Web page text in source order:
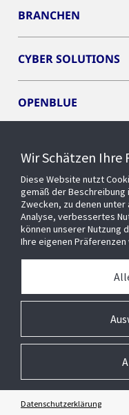
BRANCHEN
CYBER SOLUTIONS
OPENBLUE
EVENTS
Über uns
© 2026 Johnson Controls
Wir Schätzen Ihre
Diese Website nutzt
gemäß der Beschreibung
Zwecken, zu denen
Analyse, verbessertes
können unserer Nutzung
Ihre eigenen Präferenzen
Datenschutzerklärung
Impressum